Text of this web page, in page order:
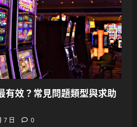
有效？常見問題類型與求助
7 日 0